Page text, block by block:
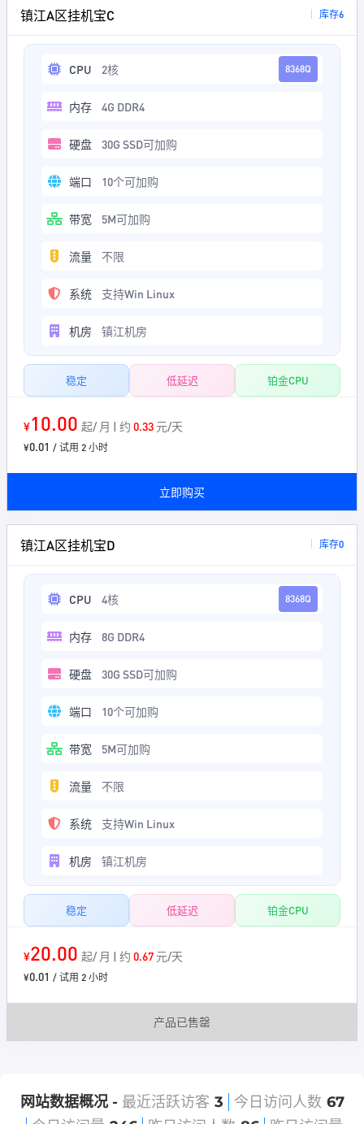
镇江A区挂机宝C 库存6
CPU 2核 8368Q
内存 4G DDR4
硬盘 30G SSD可加购
端口 10个可加购
带宽 5M可加购
流量 不限
系统 支持Win Linux
机房 镇江机房
稳定 低延迟 铂金CPU
¥10.00 起/ 月 | 约 0.33元/天
¥0.01 / 试用 2 小时
立即购买
镇江A区挂机宝D 库存0
CPU 4核 8368Q
内存 8G DDR4
硬盘 30G SSD可加购
端口 10个可加购
带宽 5M可加购
流量 不限
系统 支持Win Linux
机房 镇江机房
稳定 低延迟 铂金CPU
¥20.00 起/ 月 | 约 0.67元/天
¥0.01 / 试用 2 小时
产品已售罄
网站数据概况 - 最近活跃访客 3 今日访问人数 67